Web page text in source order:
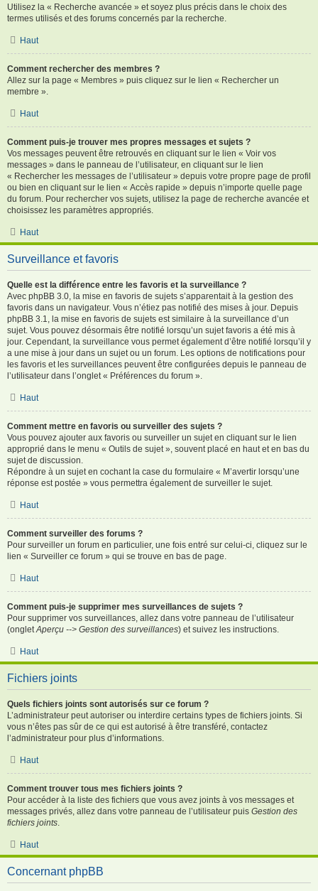
Utilisez la « Recherche avancée » et soyez plus précis dans le choix des
termes utilisés et des forums concernés par la recherche.
Haut
Comment rechercher des membres ?
Allez sur la page « Membres » puis cliquez sur le lien « Rechercher un
membre ».
Haut
Comment puis-je trouver mes propres messages et sujets ?
Vos messages peuvent être retrouvés en cliquant sur le lien « Voir vos
messages » dans le panneau de l’utilisateur, en cliquant sur le lien
« Rechercher les messages de l’utilisateur » depuis votre propre page de profil
ou bien en cliquant sur le lien « Accès rapide » depuis n’importe quelle page
du forum. Pour rechercher vos sujets, utilisez la page de recherche avancée et
choisissez les paramètres appropriés.
Haut
Surveillance et favoris
Quelle est la différence entre les favoris et la surveillance ?
Avec phpBB 3.0, la mise en favoris de sujets s’apparentait à la gestion des
favoris dans un navigateur. Vous n’étiez pas notifié des mises à jour. Depuis
phpBB 3.1, la mise en favoris de sujets est similaire à la surveillance d’un
sujet. Vous pouvez désormais être notifié lorsqu’un sujet favoris a été mis à
jour. Cependant, la surveillance vous permet également d’être notifié lorsqu’il y
a une mise à jour dans un sujet ou un forum. Les options de notifications pour
les favoris et les surveillances peuvent être configurées depuis le panneau de
l’utilisateur dans l’onglet « Préférences du forum ».
Haut
Comment mettre en favoris ou surveiller des sujets ?
Vous pouvez ajouter aux favoris ou surveiller un sujet en cliquant sur le lien
approprié dans le menu « Outils de sujet », souvent placé en haut et en bas du
sujet de discussion.
Répondre à un sujet en cochant la case du formulaire « M’avertir lorsqu’une
réponse est postée » vous permettra également de surveiller le sujet.
Haut
Comment surveiller des forums ?
Pour surveiller un forum en particulier, une fois entré sur celui-ci, cliquez sur le
lien « Surveiller ce forum » qui se trouve en bas de page.
Haut
Comment puis-je supprimer mes surveillances de sujets ?
Pour supprimer vos surveillances, allez dans votre panneau de l’utilisateur
(onglet Aperçu --> Gestion des surveillances) et suivez les instructions.
Haut
Fichiers joints
Quels fichiers joints sont autorisés sur ce forum ?
L’administrateur peut autoriser ou interdire certains types de fichiers joints. Si
vous n’êtes pas sûr de ce qui est autorisé à être transféré, contactez
l’administrateur pour plus d’informations.
Haut
Comment trouver tous mes fichiers joints ?
Pour accéder à la liste des fichiers que vous avez joints à vos messages et
messages privés, allez dans votre panneau de l’utilisateur puis Gestion des
fichiers joints
Haut
Concernant phpBB